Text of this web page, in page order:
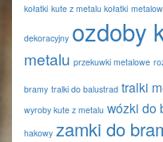
kołatki kute z metalu kołatki
dekoracyjny ozdoby
metalu przekuwki metalowe
bramy tralki do balustrad tralki
wyroby kute z metalu wózki do
hakowy zamki do